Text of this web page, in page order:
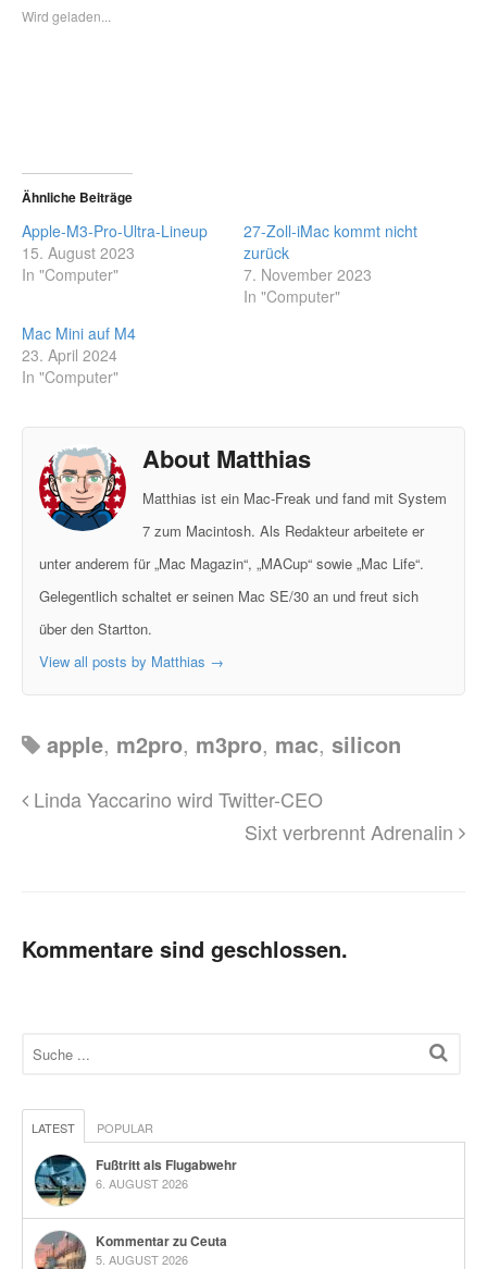
Wird geladen...
Ähnliche Beiträge
Apple-M3-Pro-Ultra-Lineup
15. August 2023
In "Computer"
27-Zoll-iMac kommt nicht
zurück
7. November 2023
In "Computer"
Mac Mini auf M4
23. April 2024
In "Computer"
About Matthias
Matthias ist ein Mac-Freak und fand mit System
7 zum Macintosh. Als Redakteur arbeitete er
unter anderem für „Mac Magazin“, „MACup“ sowie „Mac Life“.
Gelegentlich schaltet er seinen Mac SE/30 an und freut sich
über den Startton.
View all posts by Matthias →
apple, m2pro, m3pro, mac, silicon
Linda Yaccarino wird Twitter-CEO
Sixt verbrennt Adrenalin
Kommentare sind geschlossen.
LATEST POPULAR
Fußtritt als Flugabwehr
6. AUGUST 2026
Kommentar zu Ceuta
5. AUGUST 2026